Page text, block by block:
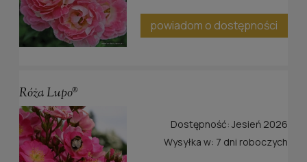
powiadom o dostępności
Róża Lupo®
Dostępność: Jesień 2026
Wysyłka w: 7 dni roboczych